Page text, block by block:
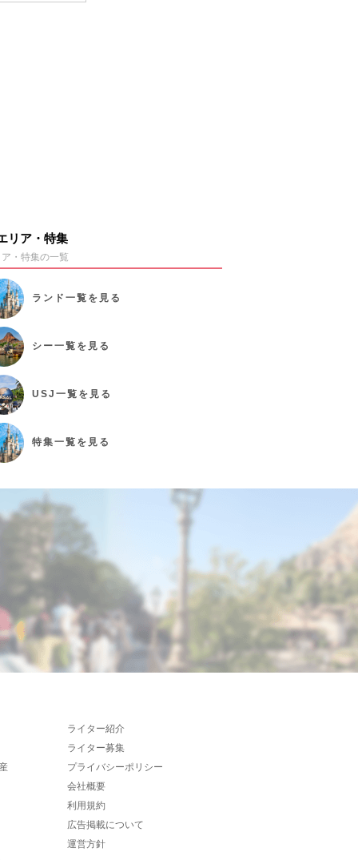
リア・特集
・特集の一覧
ランド 一覧を見る
シー一覧を見る
USJ 一覧を見る
特集一覧を見る
ライター紹介
ライター募集
プライバシーポリシー
会社概要
利用規約
広告掲載について
運営方針